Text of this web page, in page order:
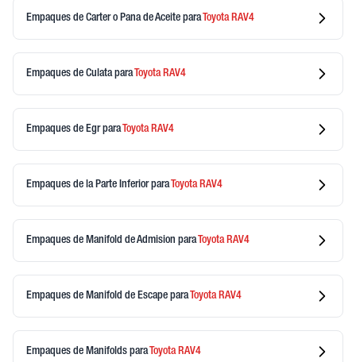
Empaques de Carter o Pana de Aceite paraToyotaRAV4
Empaques de CulataparaToyotaRAV4
Empaques de EgrparaToyotaRAV4
Empaques de la Parte InferiorparaToyotaRAV4
Empaques de Manifold de Admision paraToyotaRAV4
Empaques de Manifold de Escape paraToyotaRAV4
Empaques de Manifolds paraToyotaRAV4